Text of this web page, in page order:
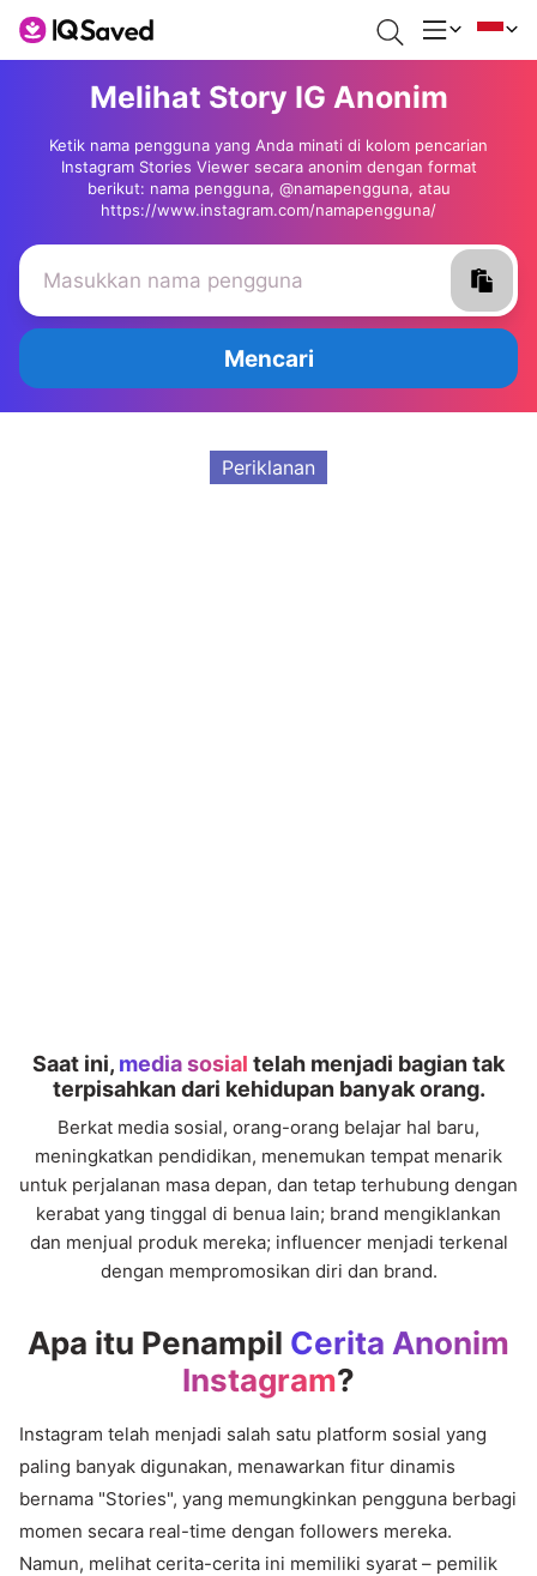
Melihat Story IG Anonim
Ketik nama pengguna yang Anda minati di kolom pencarian
Instagram Stories Viewer secara anonim dengan format
berikut: nama pengguna, @namapengguna, atau
https://www.instagram.com/namapengguna/
Mencari
Periklanan
Saat ini, media sosial telah menjadi bagian tak
terpisahkan dari kehidupan banyak orang.
Berkat media sosial, orang-orang belajar hal baru,
meningkatkan pendidikan, menemukan tempat menarik
untuk perjalanan masa depan, dan tetap terhubung dengan
kerabat yang tinggal di benua lain; brand mengiklankan
dan menjual produk mereka; influencer menjadi terkenal
dengan mempromosikan diri dan brand.
Apa itu Penampil Cerita Anonim
Instagram?
Instagram telah menjadi salah satu platform sosial yang
paling banyak digunakan, menawarkan fitur dinamis
bernama "Stories", yang memungkinkan pengguna berbagi
momen secara real-time dengan followers mereka.
Namun, melihat cerita-cerita ini memiliki syarat – pemilik